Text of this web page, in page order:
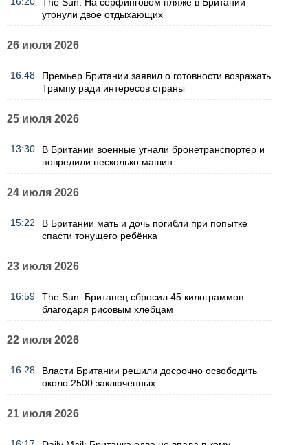
утонули двое отдыхающих
26 июля 2026
16:48
Премьер Британии заявил о готовности возражать
Трампу ради интересов страны
25 июля 2026
13:30
В Британии военные угнали бронетранспортер и
повредили несколько машин
24 июля 2026
15:22
В Британии мать и дочь погибли при попытке
спасти тонущего ребёнка
23 июля 2026
16:59
The Sun: Британец сбросил 45 килограммов
благодаря рисовым хлебцам
22 июля 2026
16:28
Власти Британии решили досрочно освободить
около 2500 заключенных
21 июля 2026